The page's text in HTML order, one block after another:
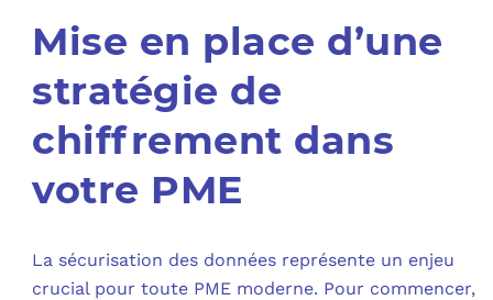
Mise en place d’une
stratégie de
chiffrement dans
votre PME
La sécurisation des données représente un enjeu
crucial pour toute PME moderne. Pour commencer,